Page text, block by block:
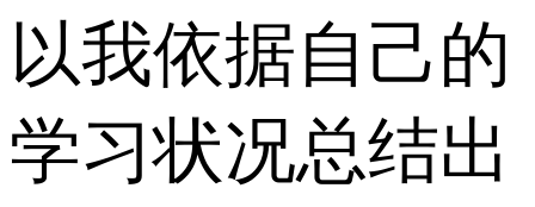
以我依据自己的
学习状况总结出